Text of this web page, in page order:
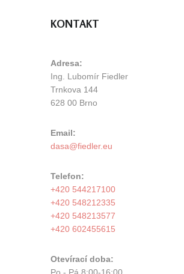
KONTAKT
Adresa:
Ing. Lubomír Fiedler
Trnkova 144
628 00 Brno
Email:
Telefon:
+420 544217100
+420 548212335
+420 548213577
+420 602455615
Otevírací doba: